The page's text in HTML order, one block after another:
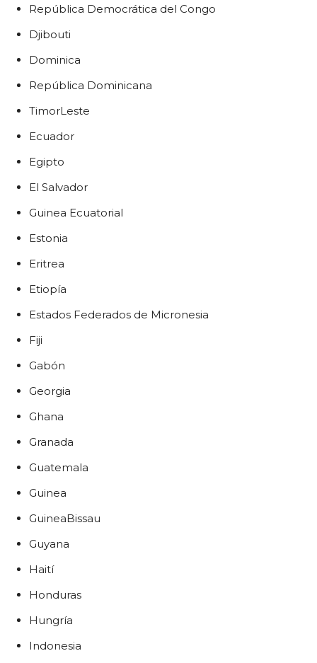
República Democrática del Congo
Djibouti
Dominica
República Dominicana
TimorLeste
Ecuador
Egipto
El Salvador
Guinea Ecuatorial
Estonia
Eritrea
Etiopía
Estados Federados de Micronesia
Fiji
Gabón
Georgia
Ghana
Granada
Guatemala
Guinea
GuineaBissau
Guyana
Haití
Honduras
Hungría
Indonesia